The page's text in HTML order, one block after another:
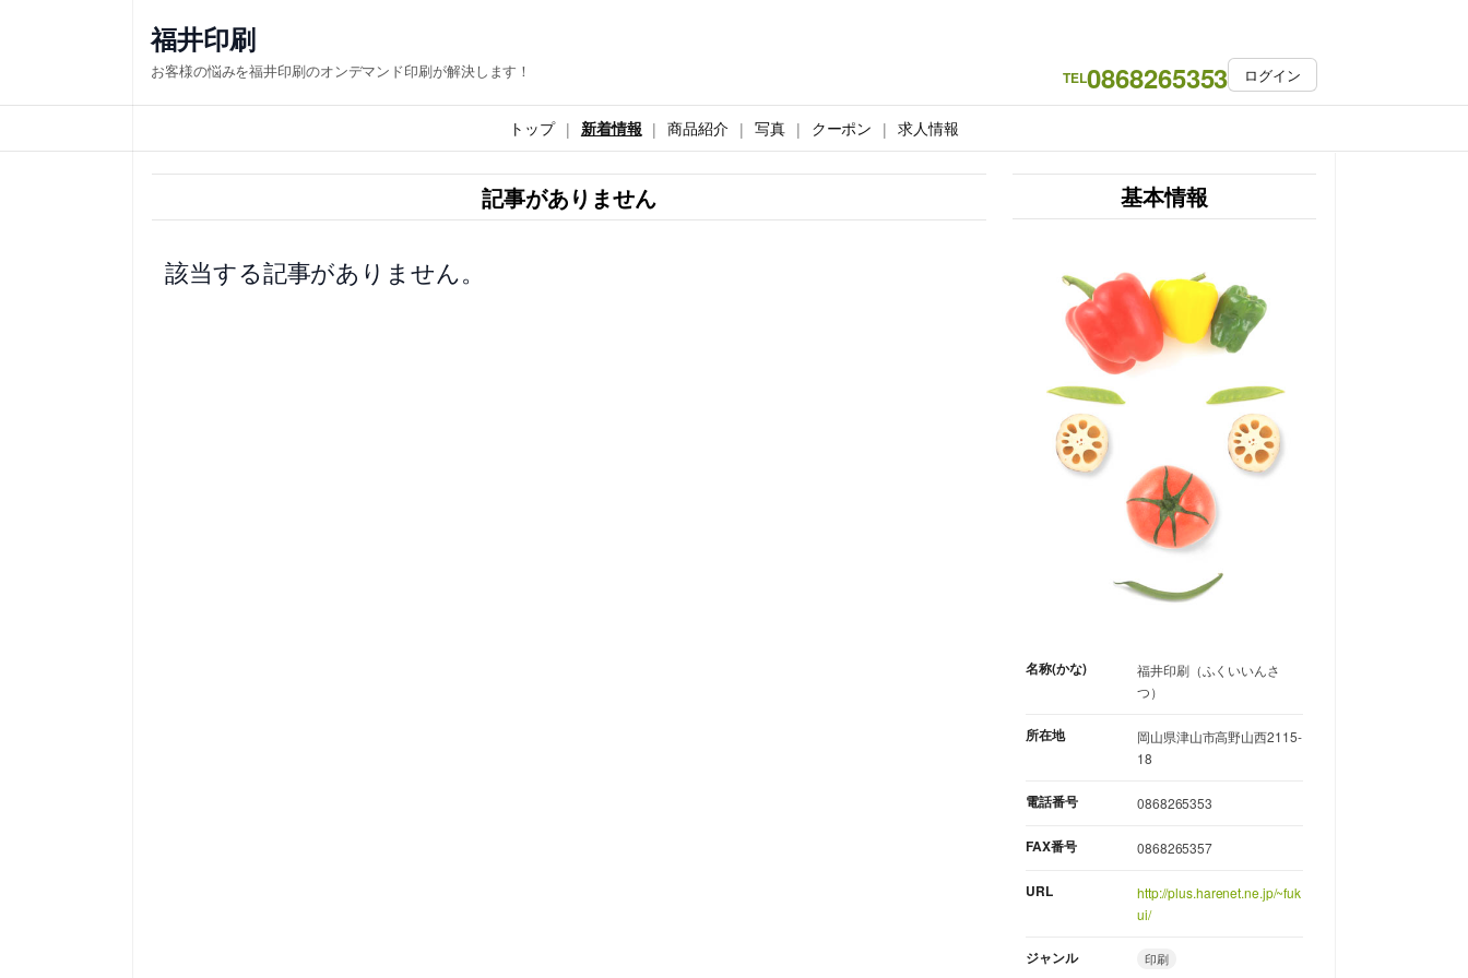
ス
キ
福井印刷
お客様の悩みを福井印刷のオンデマンド印刷が解決します！ TEL0868265353 ログイン
トップ 新着情報 商品紹介 写真 クーポン 求人情報
記事がありません
該当する記事がありません。
基本情報
名称(かな)
福井印刷（ふくいいんさ
つ）
所在地
岡山県津山市高野山西2115-
18
電話番号 0868265353
FAX番号 0868265357
URL
http://plus.harenet.ne.jp/~fuk
ui/
ジャンル 印刷